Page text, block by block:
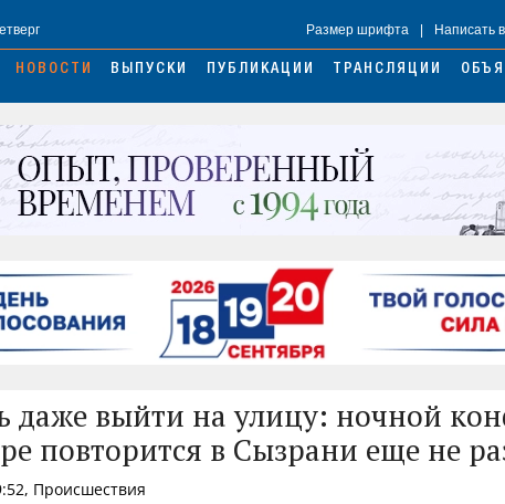
Размер шрифта Написать
НОВОСТИ ВЫПУСКИ ПУБЛИКАЦИИ ТРАНСЛЯЦИИ
даже выйти на улицу: ночной
повторится в Сызрани еще не
Происшествия